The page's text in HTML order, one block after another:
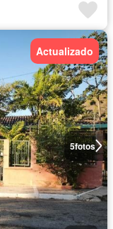
5fotos
Actualizado